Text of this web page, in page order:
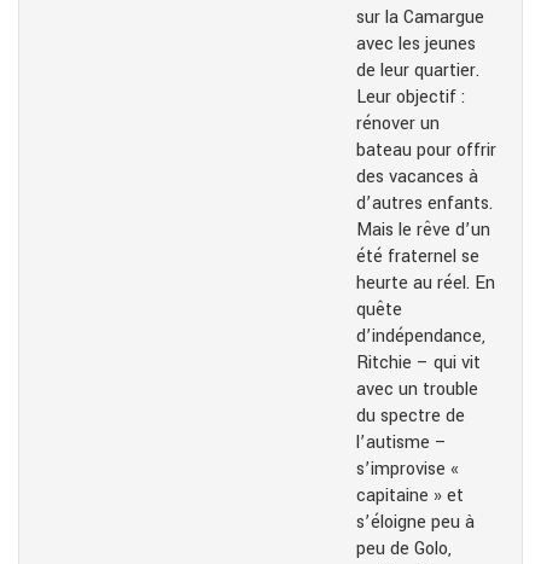
sur la Camargue
avec les jeunes
de leur quartier.
Leur objectif :
rénover un
bateau pour offrir
des vacances à
d’autres enfants.
Mais le rêve d’un
été fraternel se
heurte au réel. En
quête
d’indépendance,
Ritchie – qui vit
avec un trouble
du spectre de
l’autisme –
s’improvise «
capitaine » et
s’éloigne peu à
peu de Golo,